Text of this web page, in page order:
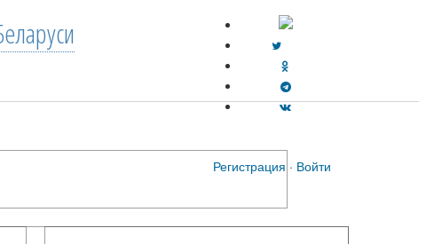
Регистрация · Войти